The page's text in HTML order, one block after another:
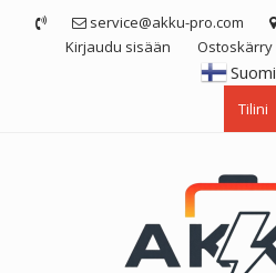
service@akku-pro.com
Kirjaudu sisään
Ostoskärry
Suomi
Tilini